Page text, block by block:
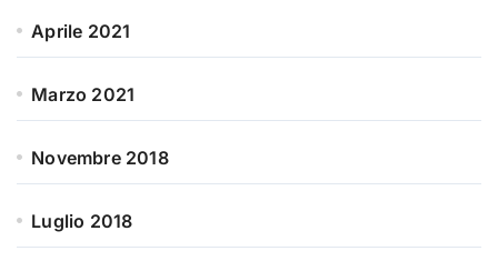
Aprile 2021
Marzo 2021
Novembre 2018
Luglio 2018